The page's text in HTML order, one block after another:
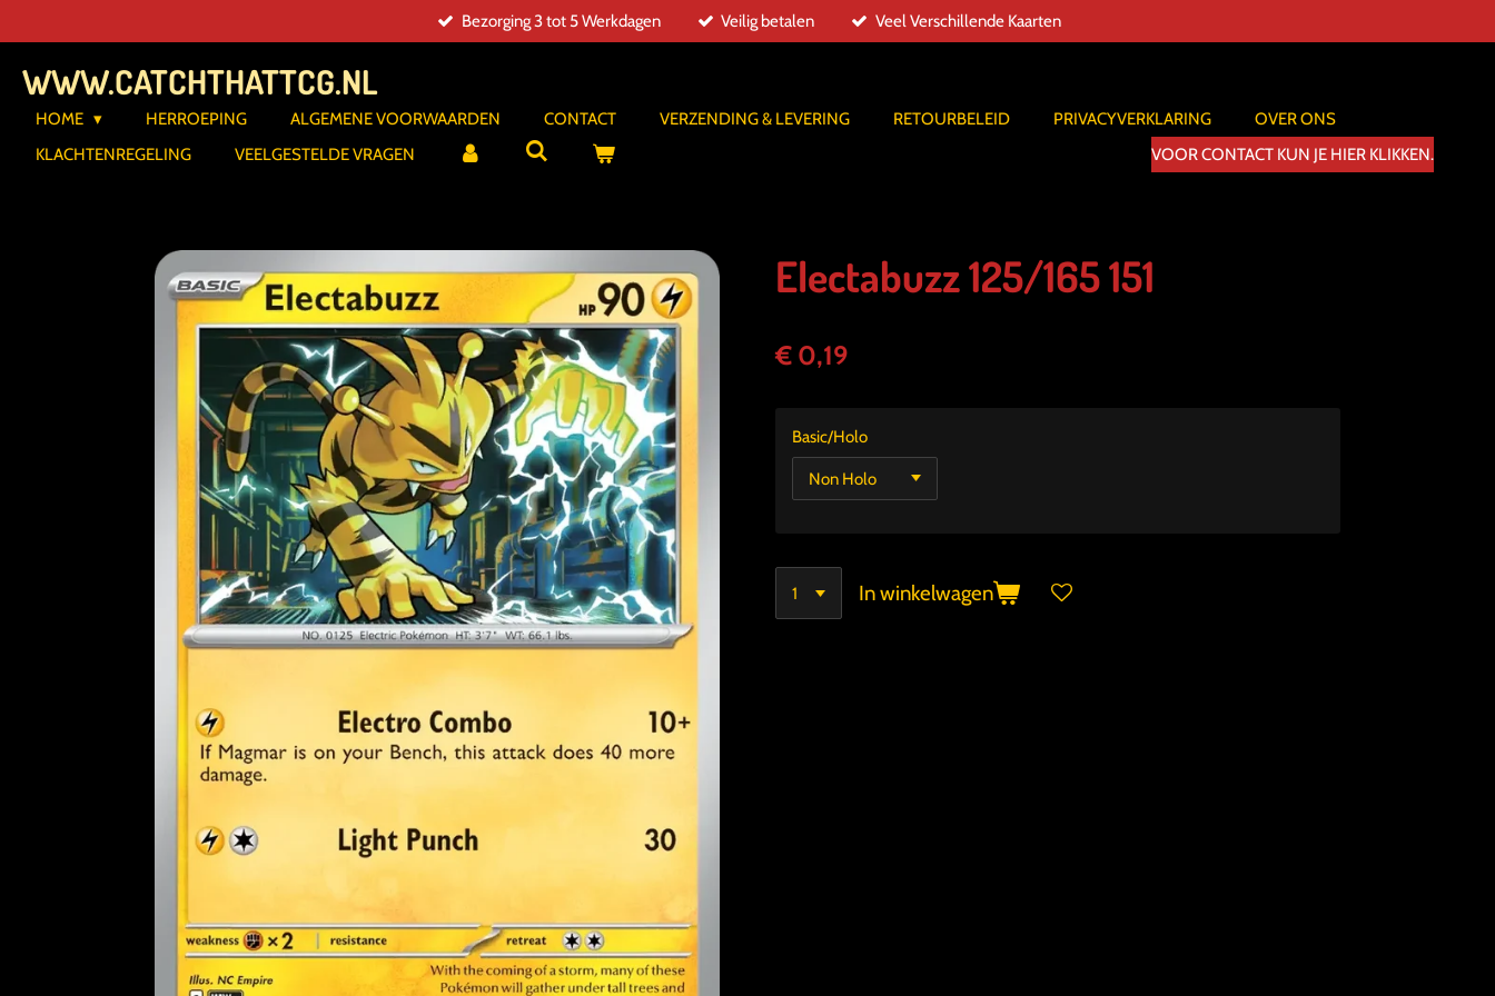
direct
naar
de
hoofdinhoud
Bezorging 3 tot 5 Werkdagen Veilig betalen Veel Verschillende Kaarten
WWW.CATCHTHATTCG.NL
HOME HERROEPING ALGEMENE VOORWAARDEN CONTACT VERZENDING & LEVERING RETOURBELEID PRIVACYVERKLARING
OVER ONS
KLACHTENREGELING
VEELGESTELDE VRAGEN VOOR CONTACT KUN JE HIER KLIKKEN.
Electabuzz 125/165 151
€ 0,19
Basic/Holo
In winkelwagen